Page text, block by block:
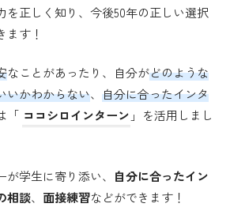
を正しく知り、今後50年の正しい選択
ます！
なことがあったり、自分がどのような
いかわからない、 自分に合ったインタ
「 ココシロインターン 」を活用しまし
学生に寄り添い、 自分に合ったイン
相談、 面接練習などができます！